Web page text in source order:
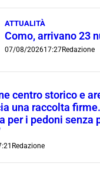
ATTUALITÀ
Como, arrivano 23
07/08/202617:27Redazione
centro storico e
una raccolta
per i pedoni senza
Redazione